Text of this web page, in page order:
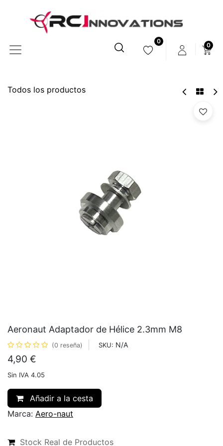
0
0
Todos los productos
Aeronaut Adaptador de Hélice 2.3mm M8
(0 reseña) SKU: N/A
4,90 €
Sin IVA 4.05
Añadir a la cesta
Marca: Aero-naut
Stock Real de Productos